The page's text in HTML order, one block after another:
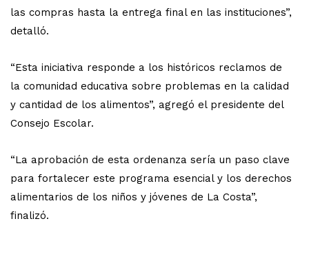
las compras hasta la entrega final en las instituciones”,
detalló.
“Esta iniciativa responde a los históricos reclamos de
la comunidad educativa sobre problemas en la calidad
y cantidad de los alimentos”, agregó el presidente del
Consejo Escolar.
“La aprobación de esta ordenanza sería un paso clave
para fortalecer este programa esencial y los derechos
alimentarios de los niños y jóvenes de La Costa”,
finalizó.